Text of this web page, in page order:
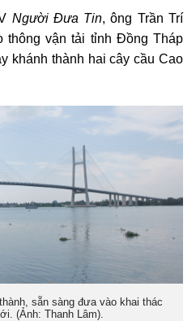
Người Đưa Tin, ông Trần Trí
thông vận tải tỉnh Đồng Tháp
khánh thành hai cây cầu Cao
sẵn sàng đưa vào khai thác
(Ảnh: Thanh Lâm).